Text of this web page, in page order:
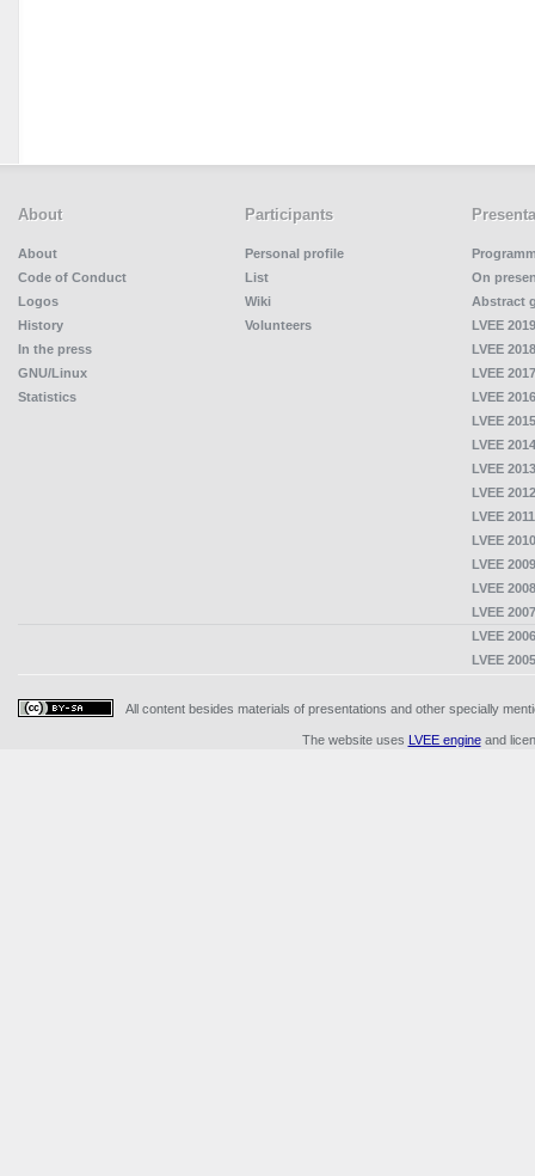
About
About
Code of Conduct
Logos
History
In the press
GNU/Linux
Statistics
Participants
Personal profile
List
Wiki
Volunteers
On
Abstract
LVEE
LVEE
LVEE
LVEE
LVEE
LVEE
LVEE
LVEE
LVEE
LVEE
LVEE
LVEE
LVEE
LVEE
LVEE
All content besides materials of presentations and other specially
The website uses LVEE engineand